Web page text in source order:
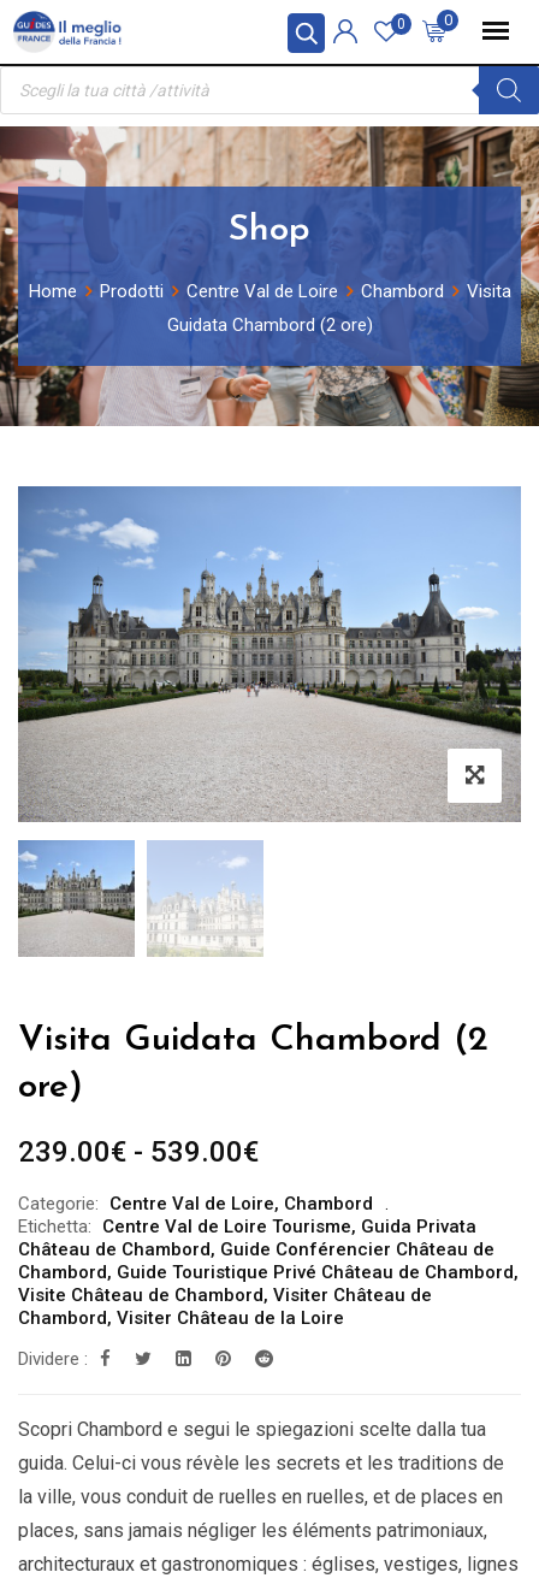
Pannello di gestione dei cookies
Skip
content
0
0
Ricerca
prodotti
Shop
Home Prodotti Centre Val de Loire Chambord
Visita
Guidata Chambord (2 ore)
Visita Guidata Chambord (2
ore)
239.00€ - 539.00€Fascia
prezzo:
da
239.00€
a
539.00€
Categorie: Centre Val de Loire, Chambord
Etichetta:
Centre Val de Loire Tourisme, Guida Privata
Château de Chambord, Guide Conférencier Château de
Chambord, Guide Touristique Privé Château de Chambord,
Visite Château de Chambord, Visiter Château de
Chambord, Visiter Château de la Loire
Dividere :
Scopri Chambord e segui le spiegazioni scelte dalla tua
guida. Celui-ci vous révèle les secrets et les traditions de
la ville, vous conduit de ruelles en ruelles, et de places en
places, sans jamais négliger les éléments patrimoniaux,
architecturaux et gastronomiques : églises, vestiges, lignes